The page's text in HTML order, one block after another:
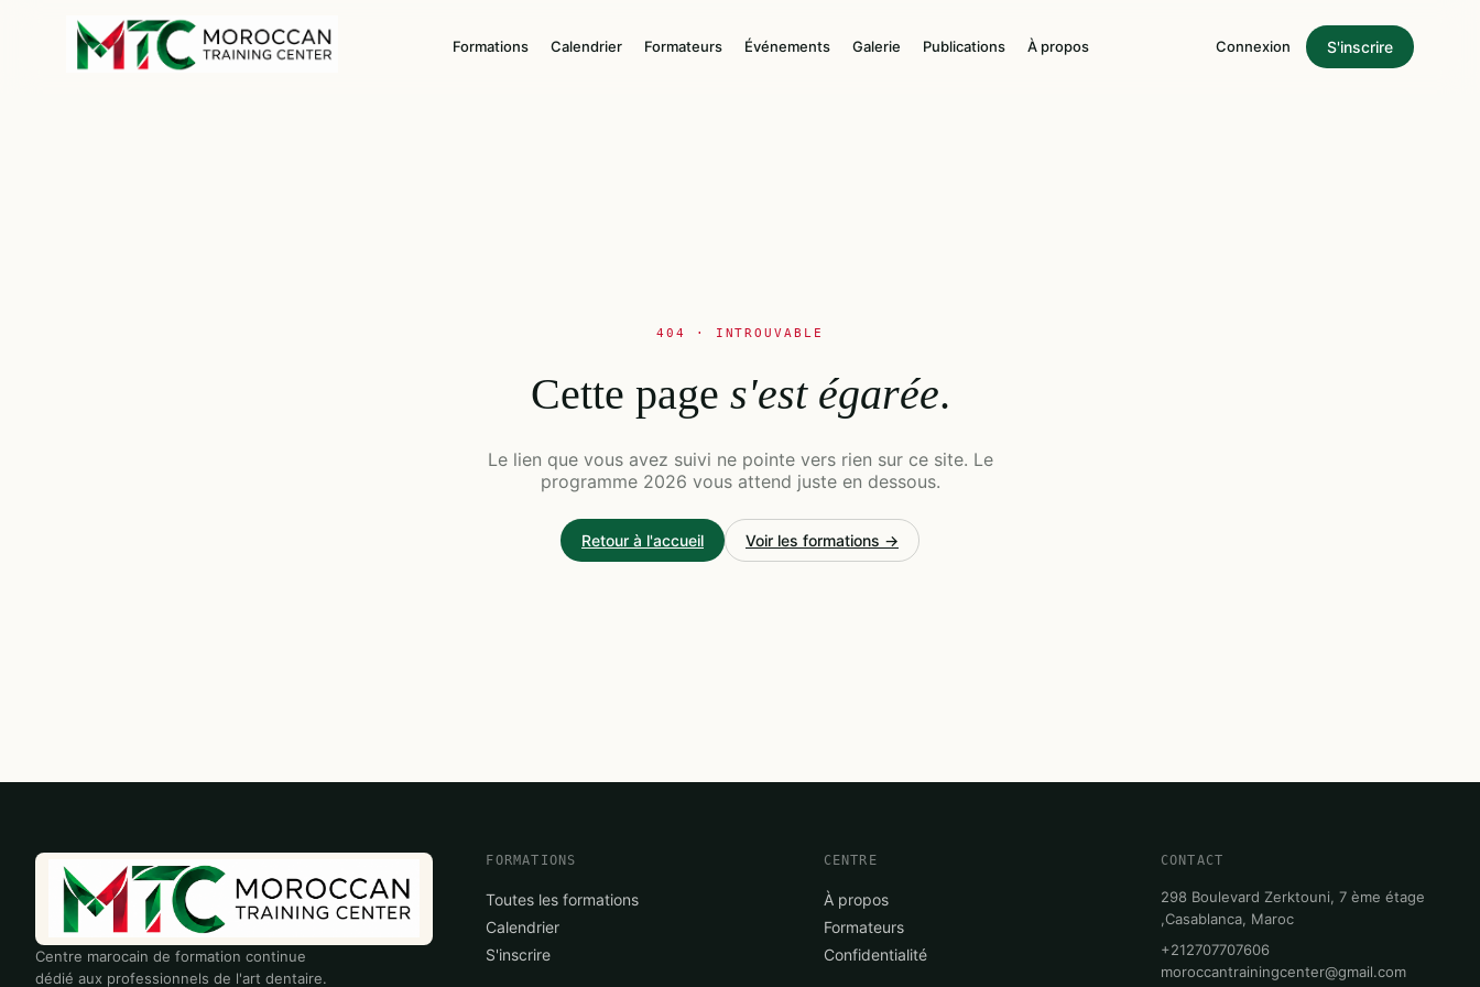
Formations Calendrier Formateurs Événements Galerie Publications À propos Connexion S'inscrire
404 · INTROUVABLE
Cette page s'est égarée.
Le lien que vous avez suivi ne pointe vers rien sur ce site. Le
programme 2026 vous attend juste en dessous.
Retour à l'accueil Voir les formations →
Centre marocain de formation continue
dédié aux professionnels de l'art dentaire.
FORMATIONS
Toutes les formations
Calendrier
S'inscrire
CENTRE
À propos
Formateurs
Confidentialité
CONTACT
298 Boulevard Zerktouni, 7 ème étage
,Casablanca, Maroc
+212707707606
moroccantrainingcenter@gmail.com